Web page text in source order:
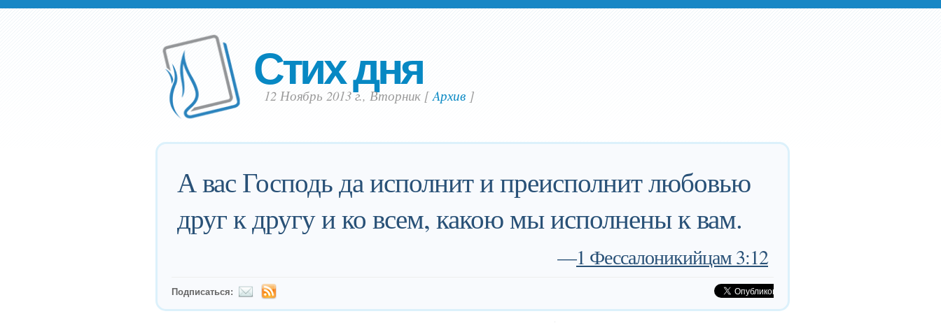
Стих дня
12 Ноябрь 2013 г., Вторник [Aрхив]
А вас Господь да исполнит и преисполнит любовью
друг к другу и ко всем, какою мы исполнены к вам.
—1 Фессалоникийцам 3:12
Подписаться: